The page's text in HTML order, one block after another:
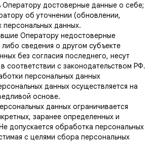
Оператору достоверные данные о себе;
об уточнении (обновлении,
персональных данных.
Оператору недостоверные
сведения о другом субъекте
без согласия последнего, несут
соответствии с законодательством РФ.
персональных данных
данных осуществляется на
основе.
данных ограничивается
заранее определенных и
допускается обработка персональных
с целями сбора персональных